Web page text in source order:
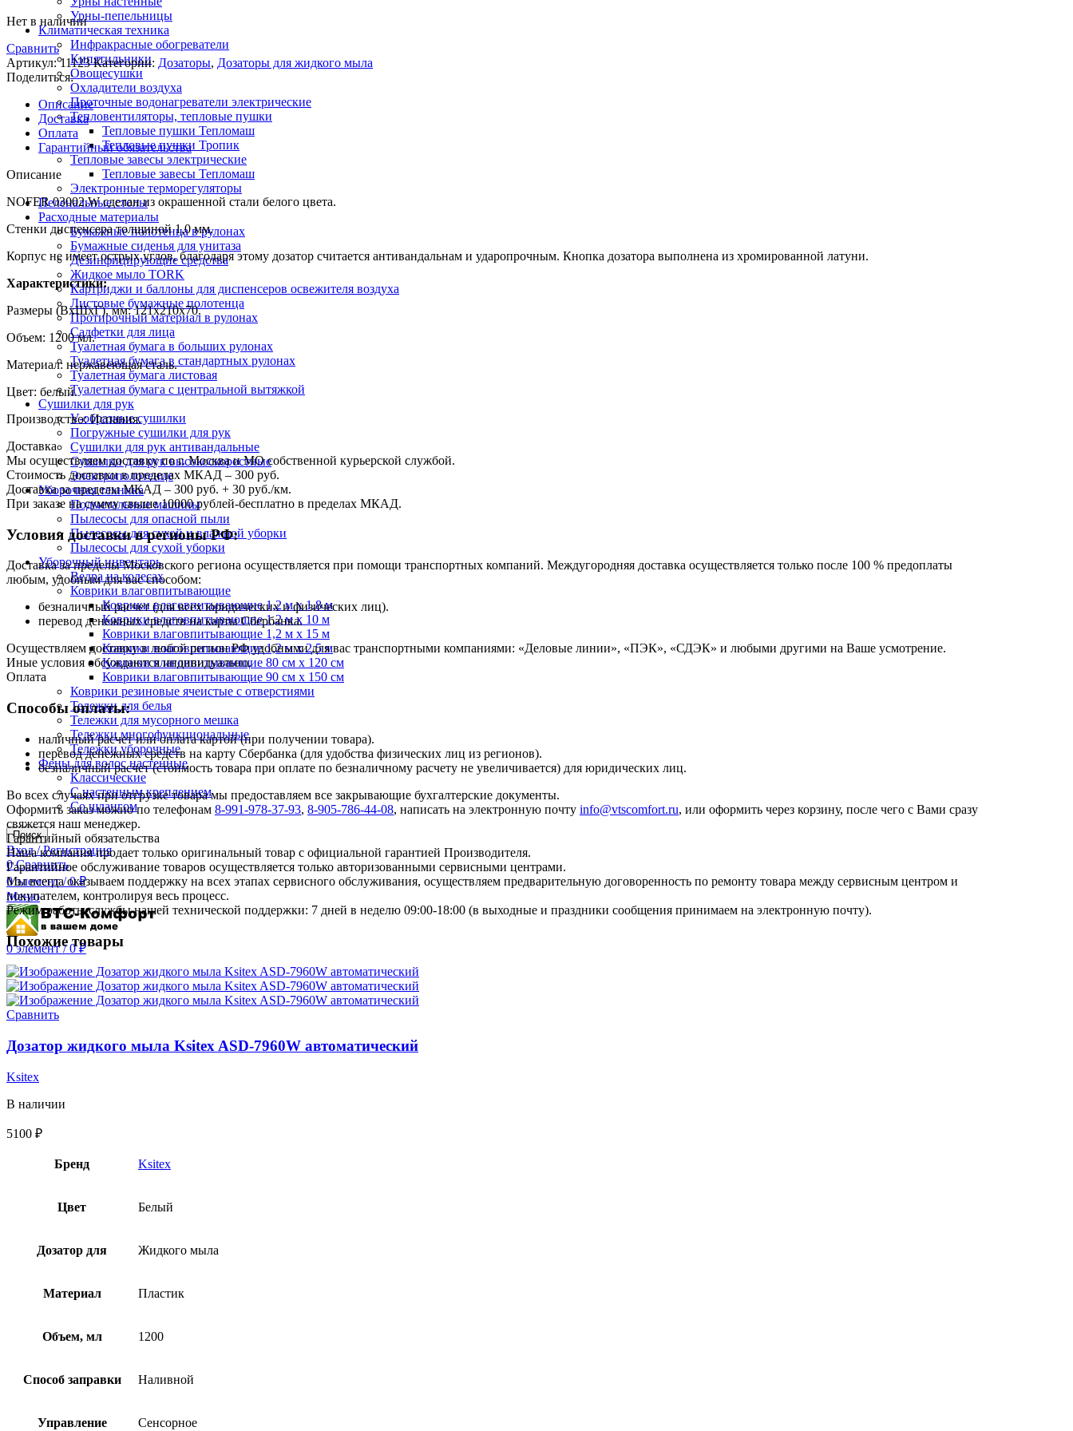
Урны-пепельницы
Климатическая техника
Инфракрасные обогреватели
Кипятильники
Овощесушки
Охладители воздуха
Проточные водонагреватели электрические
Тепловентиляторы, тепловые пушки
Тепловые пушки Тепломаш
Тепловые пушки Тропик
Тепловые завесы электрические
Тепловые завесы Тепломаш
Электронные терморегуляторы
Пеленальные столы
Расходные материалы
Бумажные полотенца в рулонах
Бумажные сиденья для унитаза
Дезинфицирующие средства
Жидкое мыло TORK
Картриджи и баллоны для диспенсеров освежителя воздуха
Листовые бумажные полотенца
Протирочный материал в рулонах
Салфетки для лица
Туалетная бумага в больших рулонах
Туалетная бумага в стандартных рулонах
Туалетная бумага листовая
Туалетная бумага с центральной вытяжкой
Сушилки для рук
V-образные сушилки
Погружные сушилки для рук
Сушилки для рук антивандальные
Сушилки для рук высокоскоростные
Электрополотенце
Уборочная техника
Подметальные машины
Пылесосы для опасной пыли
Пылесосы для сухой и влажной уборки
Пылесосы для сухой уборки
Уборочный инвентарь
Ведра на колесах
Коврики влаговпитывающие
Коврики влаговпитывающие 1,2 м х 1,8 м
Коврики влаговпитывающие 1,2 м х 10 м
Коврики влаговпитывающие 1,2 м х 15 м
Коврики влаговпитывающие 1,2 м х 2,5 м
Коврики влаговпитывающие 80 см х 120 см
Коврики влаговпитывающие 90 см х 150 см
Коврики резиновые ячеистые с отверстиями
Тележки для белья
Тележки для мусорного мешка
Тележки многофункциональные
Тележки уборочные
Фены для волос настенные
Классические
С настенным креплением
Со шлангом
Поиск
Вход / Регистрация
0 Сравнить
0элемент / 0₽
Меню
0элемент / 0₽
Нет в наличии
Сравнить
Артикул:11123Категории: Дозаторы, Дозаторы для жидкого мыла
Поделиться:
Описание
Доставка
Оплата
Гарантийный обязательства
Описание
NOFER 03002.W сделан из окрашенной стали белого цвета.
Стенки диспенсера толщиной 1,0 мм.
Корпус не имеет острых углов, благодаря этому дозатор считается антивандальнам и ударопрочным. Кнопка дозатора выполнена из хромированной латуни.
Характеристики:
Размеры (ВхШхГ), мм: 121х210х70.
Объем: 1200 мл.
Материал: нержавеющая сталь.
Цвет: белый.
Производство: Испания.
Доставка
Мы осуществляем доставку по г. Москва и МО собственной курьерской службой.
Стоимость доставки в пределах МКАД – 300 руб.
Доставка за пределы МКАД – 300 руб. + 30 руб./км.
При заказе на сумму свыше 10000 рублей-бесплатно в пределах МКАД.
Условия доставки в регионы РФ:
Доставка за пределы Московского региона осуществляется при помощи транспортных компаний. Междугородняя доставка осуществляется только после 100 % предоплаты
любым, удобным для вас способом:
безналичный расчет (для всех юридических и физических лиц).
перевод денежных средств на карты Сбербанка.
Осуществляем доставку в любой регион РФ удобными для вас транспортными компаниями: «Деловые линии», «ПЭК», «СДЭК» и любыми другими на Ваше усмотрение.
Иные условия обсуждаются индивидуально.
Оплата
Способы оплаты:
наличный расчет или оплата картой (при получении товара).
перевод денежных средств на карту Сбербанка (для удобства физических лиц из регионов).
безналичный расчет (стоимость товара при оплате по безналичному расчету не увеличивается) для юридических лиц.
Во всех случаях при отгрузке товара мы предоставляем все закрывающие бухгалтерские документы.
Оформить заказ можно по телефонам 8-991-978-37-93, 8-905-786-44-08, написать на электронную почту info@vtscomfort.ru, или оформить через корзину, после чего с Вами сразу
свяжется наш менеджер.
Гарантийный обязательства
Наша компания продает только оригинальный товар с официальной гарантией Производителя.
Гарантийное обслуживание товаров осуществляется только авторизованными сервисными центрами.
Мы всегда оказываем поддержку на всех этапах сервисного обслуживания, осуществляем предварительную договоренность по ремонту товара между сервисным центром и
покупателем, контролируя весь процесс.
Режим работы службы нашей технической поддержки: 7 дней в неделю 09:00-18:00 (в выходные и праздники сообщения принимаем на электронную почту).
Похожие товары
Сравнить
Дозатор жидкого мыла Ksitex ASD-7960W автоматический
Ksitex
В наличии
5100 ₽
Бренд Ksitex
Цвет Белый
Дозатор для Жидкого мыла
Материал Пластик
Объем, мл 1200
Способ заправки Наливной
Управление Сенсорное